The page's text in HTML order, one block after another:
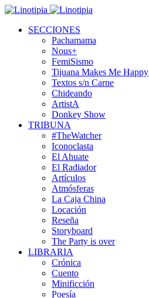
SECCIONES
Pachamama
Nous+
FemiSismo
Tijuana Makes Me Happy
Textos s/n Carne
Chideando
ArtistA
Donkey Show
TRIBUNA
#TheWatcher
Iconoclasta
El Ahuate
El Radiador
Artículos
Atmósferas
La Caja China
Locación
Reseña
Storyboard
The Party is over
LIBRARIA
Crónica
Cuento
Minificción
Poesía